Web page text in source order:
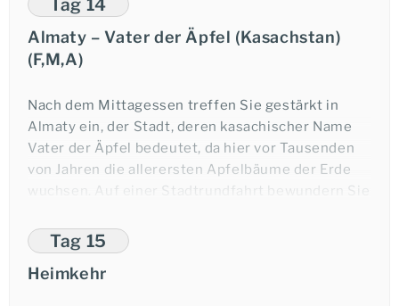
Zug, der sich auf den Weg nach Almaty macht.
(FMA)
Tag 14
Almaty – Vater der Äpfel (Kasachstan)
(F,M,A)
Nach dem Mittagessen treffen Sie gestärkt in
Almaty ein, der Stadt, deren kasachischer Name
Vater der Äpfel bedeutet, da hier vor Tausenden
von Jahren die allerersten Apfelbäume der Erde
wuchsen. Auf einer Stadtrundfahrt bewundern Sie
Hochzeitspalast, den Zirkus und die
Zentralmoschee. Bei Ihrem Abschiedsabendessen
im landestypischen Jurten-Restaurant können Sie
Tag 15
Heimkehr